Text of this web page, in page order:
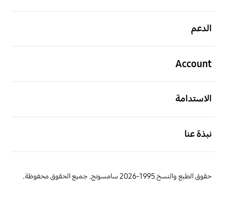
الدعم
Account
الاستدامة
نبذة عنا
حقوق الطبع والنسخ 1995-2026 سامسونج. جميع الحقوق محفوظة.